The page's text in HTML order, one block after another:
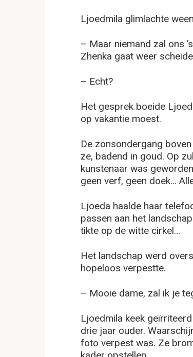
Ljoedmila glimlachte
– Maar niemand zal ons
Zhenka gaat weer
– Echt?
Het gesprek boeide
op vakantie moest.
De zonsondergang
ze, badend in goud. Op
kunstenaar was
geen verf, geen doek…
Ljoeda haalde haar
passen aan het
tikte op de witte cirkel…
Het landschap werd
hopeloos verpestte.
– Mooie dame, zal ik je
Ljoedmila keek
drie jaar ouder.
foto verpest was. Ze